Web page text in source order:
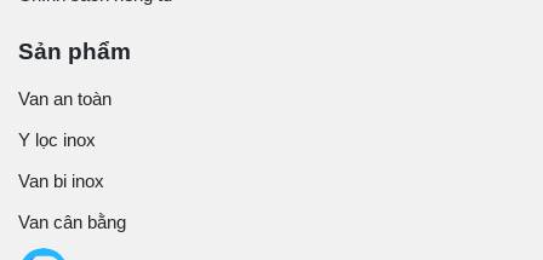
Sản phẩm
Van an toàn
Y lọc inox
Van bi inox
Van cân bằng